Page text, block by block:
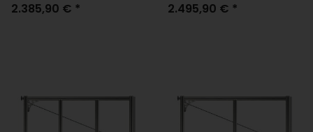
2.385,90 € * 2.495,90 € *